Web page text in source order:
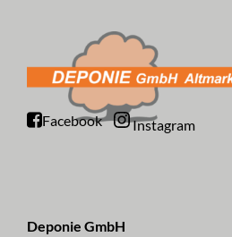
Facebook Instagram
Deponie GmbH